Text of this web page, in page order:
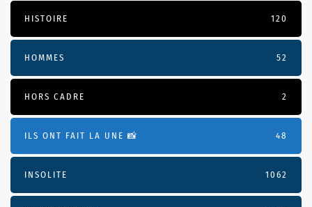
HISTOIRE 120
HOMMES 52
HORS CADRE 2
ILS ONT FAIT LA UNE 📸 48
INSOLITE 1062